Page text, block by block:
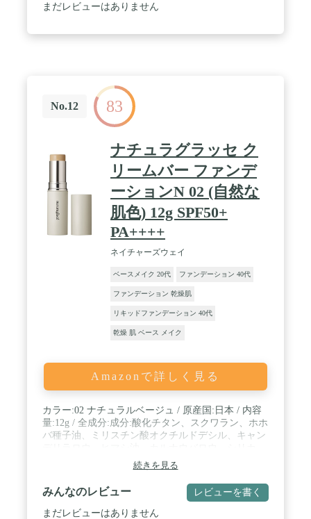
まだレビューはありません
No.12 83
ナチュラグラッセ ク
リームバー ファンデ
ーションN 02 (自然な
肌色) 12g SPF50+
PA++++
ネイチャーズウェイ
ベースメイク 20代 ファンデーション 40代
ファンデーション 乾燥肌
リキッドファンデーション 40代
乾燥 肌 ベース メイク
Amazonで詳しく見る
カラー:02 ナチュラルベージュ / 原産国:日本 / 内容
量:12g / 全成分:成分:酸化チタン、スクワラン、ホホ
バ種子油、ミリスチン酸オクチルドデシル、キャン
ミツロウ、オリーブ果実油*1、ヒポファエラムノイ
デス果実油*1、キサントフィル、クロフサスグリ種
子油*1、ビルベリー葉エキス*2、水添ヒマシ油、ス
クロース、タピオカデンプン、トコフェロール、
水、水酸化Al、(+/-)酸化鉄、マイカ *1オーガニック
続きを見る
みんなのレビュー レビューを書く
まだレビューはありません